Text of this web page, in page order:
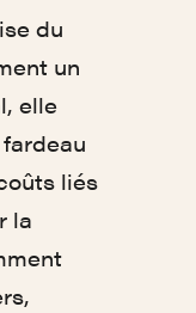
du
un
elle
liés
la